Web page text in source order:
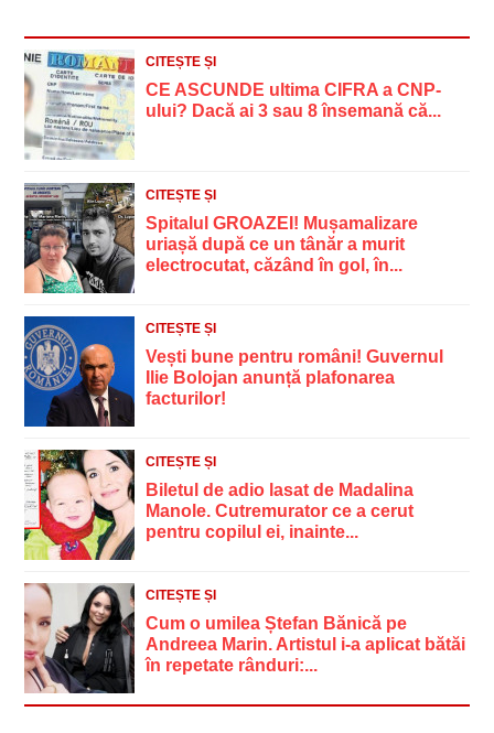
CITEȘTE ȘI
CE ASCUNDE ultima CIFRA a CNP-
ului? Dacă ai 3 sau 8 însemană că...
CITEȘTE ȘI
Spitalul GROAZEI! Mușamalizare
uriașă după ce un tânăr a murit
electrocutat, căzând în gol, în...
CITEȘTE ȘI
Vești bune pentru români! Guvernul
Ilie Bolojan anunță plafonarea
facturilor!
CITEȘTE ȘI
Biletul de adio lasat de Madalina
Manole. Cutremurator ce a cerut
pentru copilul ei, inainte...
CITEȘTE ȘI
Cum o umilea Ștefan Bănică pe
Andreea Marin. Artistul i-a aplicat bătăi
în repetate rânduri:...